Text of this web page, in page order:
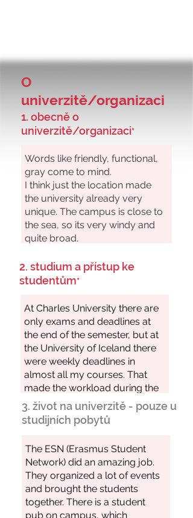
O
univerzitě/organizaci
1. obecně o
univerzitě/organizaci*
2. studium a přístup ke
studentům*
3. život na univerzitě - pouze u
studijních pobytů